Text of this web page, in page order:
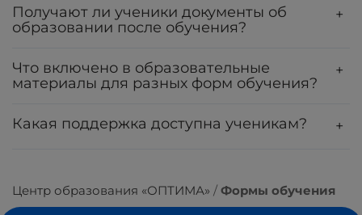
Получают ли ученики документы об
образовании после обучения?
+
Что включено в образовательные
материалы для разных форм обучения?
+
Какая поддержка доступна ученикам? +
Центр образования «ОПТИМА» Формы обучения